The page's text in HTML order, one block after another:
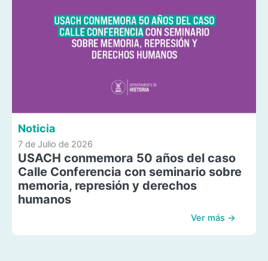
Noticia
7 de Julio de 2026
USACH conmemora 50 años del caso
Calle Conferencia con seminario sobre
memoria, represión y derechos
humanos
Ver más →